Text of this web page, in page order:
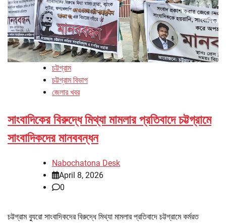
চট্টগ্রাম
চট্টগ্রাম বিভাগ
জেলার খবর
সাংবাদিকের বিরুদ্ধে মিথ্যা মামলার প্রতিবাদে চট্টগ্রামে
সাংবাদিকদের মানববন্ধন
Nabochatona Desk
April 8, 2026
0
চট্টগ্রাম ব্যুরো সাংবাদিকদের বিরুদ্ধে মিথ্যা মামলার প্রতিবাদে চট্টগ্রামে কর্মরত